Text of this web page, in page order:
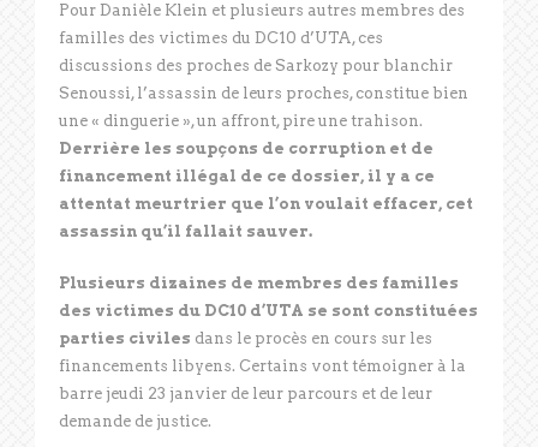
Pour Danièle Klein et plusieurs autres membres des
familles des victimes du DC10 d’UTA, ces
discussions des proches de Sarkozy pour blanchir
Senoussi, l’assassin de leurs proches, constitue bien
une « dinguerie », un affront, pire une trahison.
Derrière les soupçons de corruption et de
financement illégal de ce dossier, il y a ce
attentat meurtrier que l’on voulait effacer, cet
assassin qu’il fallait sauver.
Plusieurs dizaines de membres des familles
des victimes du DC10 d’UTA se sont constituées
parties civiles dans le procès en cours sur les
financements libyens. Certains vont témoigner à la
barre jeudi 23 janvier de leur parcours et de leur
demande de justice.